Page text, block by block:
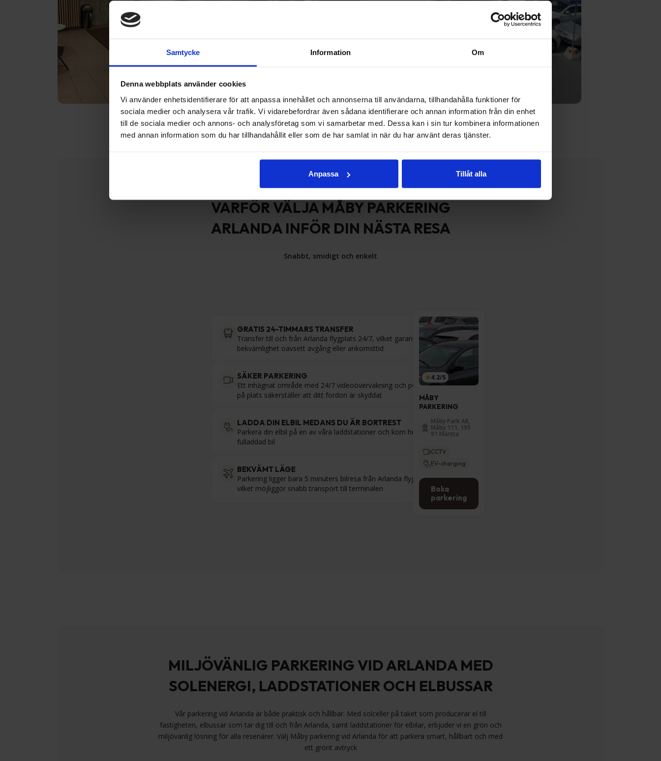
Samtycke Information Om
Denna webbplats använder cookies
Vi använder enhetsidentifierare för att anpassa innehållet och annonserna till användarna, tillhandahålla funktioner för
sociala medier och analysera vår trafik. Vi vidarebefordrar även sådana identifierare och annan information från din enhet
till de sociala medier och annons- och analysföretag som vi samarbetar med. Dessa kan i sin tur kombinera informationen
med annan information som du har tillhandahållit eller som de har samlat in när du har använt deras tjänster.
Anpassa Tillåt alla
VARFÖR VÄLJA MÅBY PARKERING
ARLANDA INFÖR DIN NÄSTA RESA
Snabbt, smidigt och enkelt
GRATIS 24-TIMMARS TRANSFER
Transfer till och från Arlanda flygplats 24/7, vilket garanterar
bekvämlighet oavsett avgång eller ankomsttid
SÄKER PARKERING
Ett inhägnat område med 24/7 videoövervakning och personal
på plats säkerställer att ditt fordon är skyddat
LADDA DIN ELBIL MEDANS DU ÄR BORTREST
Parkera din elbil på en av våra laddstationer och kom hem till en
fulladdad bil
BEKVÄMT LÄGE
Parkering ligger bara 5 minuters bilresa från Arlanda flygplats,
vilket möjliggör snabb transport till terminalen
4.2/5
MÅBY
PARKERING
Måby Park AB,
Måby 111, 195
91 Märsta
CCTV
EV-charging
Boka
parkering
MILJÖVÄNLIG PARKERING VID ARLANDA MED
SOLENERGI, LADDSTATIONER OCH ELBUSSAR
Vår parkering vid Arlanda är både praktisk och hållbar. Med solceller på taket som producerar el till
fastigheten, elbussar som tar dig till och från Arlanda, samt laddstationer för elbilar, erbjuder vi en grön och
miljövänlig lösning för alla resenärer. Välj Måby parkering vid Arlanda för att parkera smart, hållbart och med
ett grönt avtryck